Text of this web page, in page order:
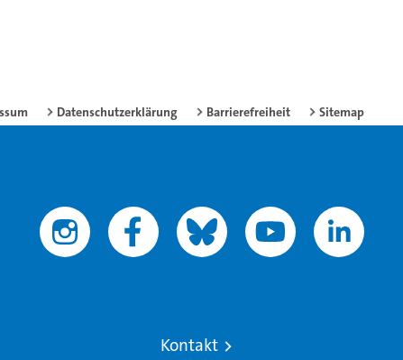
Datenschutzerklärung Barrierefreiheit Sitemap
Kontakt